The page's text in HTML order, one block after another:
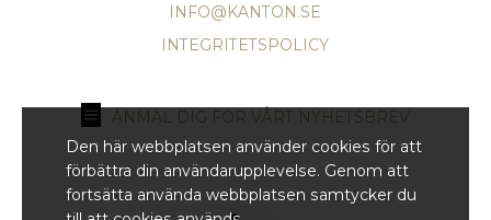
Den här webbplatsen använder cookies för att
förbättra din användarupplevelse. Genom att
fortsätta använda webbplatsen samtycker du
INFO@KANTON.SE
INTEGRITETSPOLICY
ANMÄL DIG FÖR VÅRT NYHETSBREV